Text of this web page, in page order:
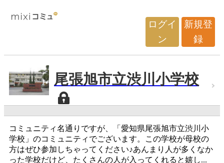
ログイ
ン
新規登
録
尾張旭市立渋川小学校
コミュニティ名通りですが、「愛知県尾張旭市立渋川小
学校」のコミュニティでございます。この学校が母校の
方はぜひ参加しちゃってください♪あんまり人が多くなか
った学校だけど、たくさんの人が入ってくれると嬉し...